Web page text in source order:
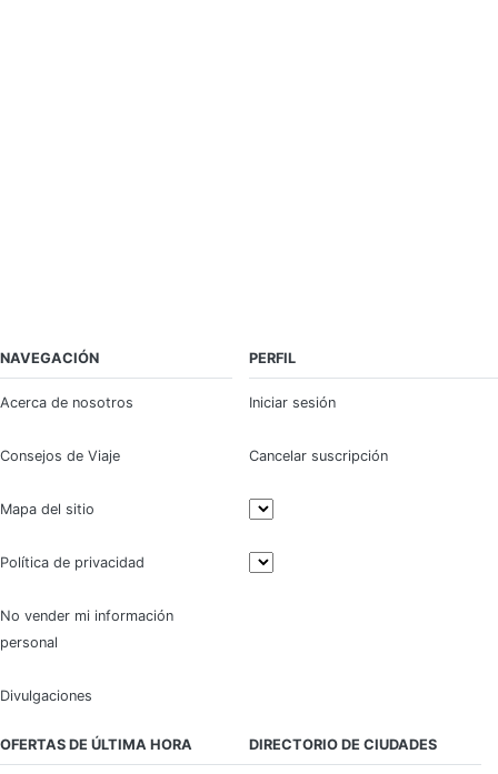
NAVEGACIÓN
Acerca de nosotros
Consejos de Viaje
Mapa del sitio
Política de privacidad
No vender mi información
personal
Divulgaciones
PERFIL
Iniciar sesión
Cancelar suscripción
OFERTAS DE ÚLTIMA HORA DIRECTORIO DE CIUDADES